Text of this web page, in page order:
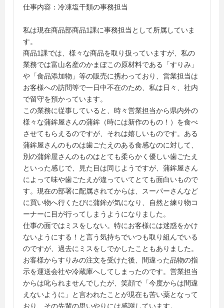
仕事内容：冷凍塩干類の事務担当
私は現在商品部商品1課に事務担当として所属していま
す。
商品1課では、様々な商品を取り扱っていますが、私の
業務では富山名産のかまぼこの原材料である「すりみ」
や「食品添加物」等の販売に携わっており、営業担当は
お客様への訪問等で一日中不在のため、私は日々、社内
で留守を預かっています。
この業務に従事していると、時々営業担当から県内外の
様々な蒲鉾屋さんの蒲鉾（時には新作のもの！）を食べ
させてもらえるのですが、それは嬉しいものです。ある
蒲鉾屋さんのものは歯ごたえのある食感なのに対して、
別の蒲鉾屋さんのものはとても柔らかく優しい歯ごたえ
といった感じで、見た目は同じようですが、蒲鉾屋さん
によって味や歯ごたえが違っていてとても面白いもので
す。現在の部署に配属されてからは、スーパーさんなど
に買い物へ行くたびに蒲鉾が気になり、自然と練り物コ
ーナーに目が行ってしまうようになりました。
仕事の面ではミスをしない。特にお客様には迷惑をかけ
ないようにする！と言う気持ちでいつも取り組んでいる
のですが、過去にミスをしでかしたこともありました。
お客様からすりみの注文を受けた後、間違った品物の指
示を運送会社や冷蔵庫へしてしまったのです。営業担当
からは叱られませんでしたが、笑顔で「今度からは間違
えないように」と言われたことが現在も苦い薬となって
おり、その先輩の思いやりには感謝しています。